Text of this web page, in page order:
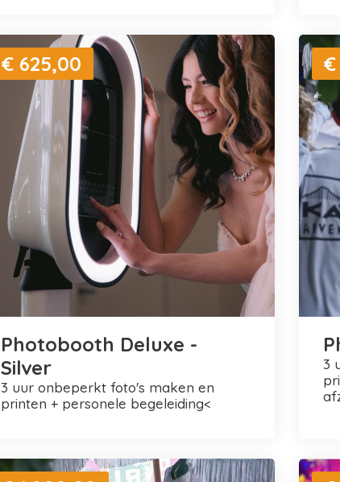
€ 625,00
Photobooth Deluxe -
Silver
3 uur onbeperkt foto's maken en
printen + personele begeleiding<
€
3 uur onbeperkt foto's maken en